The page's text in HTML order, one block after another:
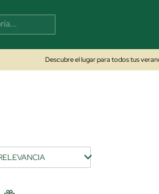
Descubre el lugar para todos tus